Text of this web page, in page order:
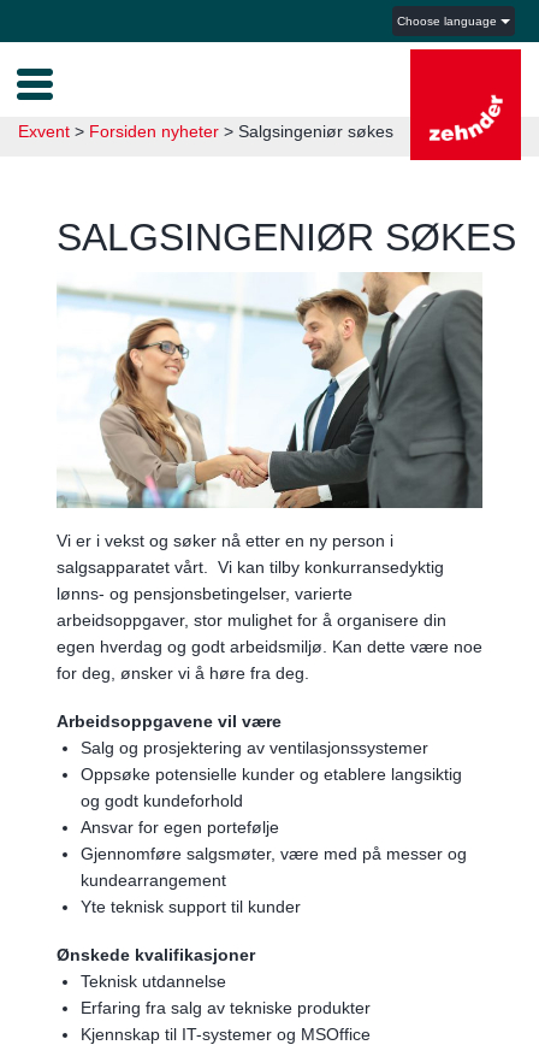
Choose language
Exvent > Forsiden nyheter > Salgsingeniør søkes
SALGSINGENIØR SØKES
Vi er i vekst og søker nå etter en ny person i
salgsapparatet vårt. Vi kan tilby konkurransedyktig
lønns- og pensjonsbetingelser, varierte
arbeidsoppgaver, stor mulighet for å organisere din
egen hverdag og godt arbeidsmiljø. Kan dette være noe
for deg, ønsker vi å høre fra deg.
Arbeidsoppgavene vil være
Salg og prosjektering av ventilasjonssystemer
Oppsøke potensielle kunder og etablere langsiktig
og godt kundeforhold
Ansvar for egen portefølje
Gjennomføre salgsmøter, være med på messer og
kundearrangement
Yte teknisk support til kunder
Ønskede kvalifikasjoner
Teknisk utdannelse
Erfaring fra salg av tekniske produkter
Kjennskap til IT-systemer og MSOffice